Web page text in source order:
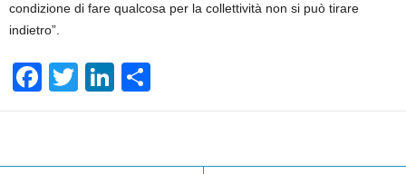
condizione di fare qualcosa per la collettività non si può tirare
indietro”.
F
a
e
T
wi
er
Li
n
e
h
e